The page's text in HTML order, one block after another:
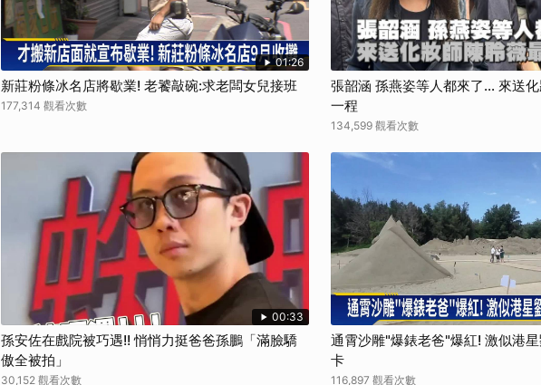
01:26
新莊粉條冰名店將歇業! 老饕敲碗:求老闆女兒接班
177,314 觀看次數
張韶涵 孫燕姿等人都來了... 來送
一程
134,599 觀看次數
00:33
孫安佐在戲院被巧遇!! 悄悄力挺爸爸孫鵬「滿臉驕
傲全被拍」
30,152 觀看次數
通霄沙雕"爆錶老爸"爆紅! 激似港
卡
116,897 觀看次數